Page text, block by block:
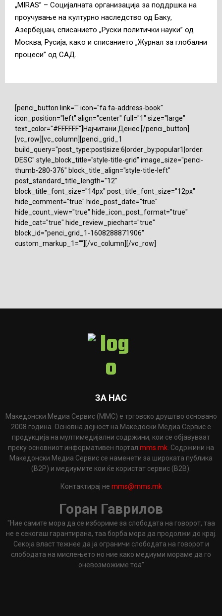
„MIRAS” – Социјалната организација за поддршка на
проучување на културно наследство од Баку,
Азербејџан, списанието „Руски политички науки” од
Москва, Русија, како и списанието „Журнал за глобални
процеси” од САД.
[penci_button link="" icon="fa fa-address-book"
icon_position="left" align="center" full="1" size="large"
text_color="#FFFFFF"]Најчитани Денес [/penci_button]
[vc_row][vc_column][penci_grid_1
build_query="post_type:post|size:6|order_by:popular1|order:
DESC" style_block_title="style-title-grid" image_size="penci-
thumb-280-376" block_title_align="style-title-left"
post_standard_title_length="12"
block_title_font_size="14px" post_title_font_size="12px"
hide_comment="true" hide_post_date="true"
hide_count_view="true" hide_icon_post_format="true"
hide_cat="true" hide_review_piechart="true"
block_id="penci_grid_1-1608288871906"
custom_markup_1=""][/vc_column][/vc_row]
ЗА НАС
Македонски Медиа Сервис (ММС) е трговско друштво основано
2008 година. Основна дејност на Македоски Медиа Сервис е
продукција на мултимедијални содржини, кои се објавуваат
преку основниот информативен портал mms.mk. Содржини на
Македонски Медиа Сервис се наменети за широката публика
(B2P) и медиумите кои ќе користат сервис (B2B).
Контактирај не mms@mms.mk
Горан Гаврилов
"Ние самите мора да се избориме за слободата на говорот, таа
не е секогаш гарантирана, таа борба мора да продолжи до крај.
Секоја власт тежнее да ја ограничи слободата на говорот и
слободата на мислењето но ние како медиуми мораме да го
оневозможиме тоа"